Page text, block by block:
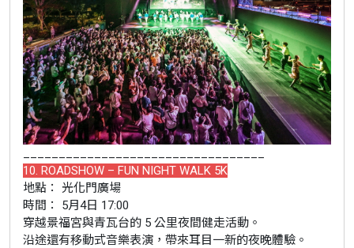
10. ROADSHOW – FUN NIGHT WALK 5K
地點： 光化門廣場
時間： 5月4日 17:00
穿越景福宮與青瓦台的 5 公里夜間健走活動。
沿途還有移動式音樂表演，帶來耳目一新的夜晚體驗。